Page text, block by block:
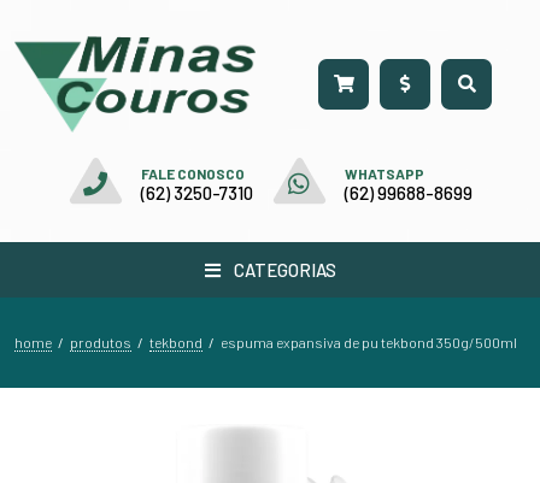
FALE CONOSCO
(62) 3250-7310
WHATSAPP
(62) 99688-8699
CATEGORIAS
home / produtos / tekbond / espuma expansiva de pu tekbond 350g/500ml